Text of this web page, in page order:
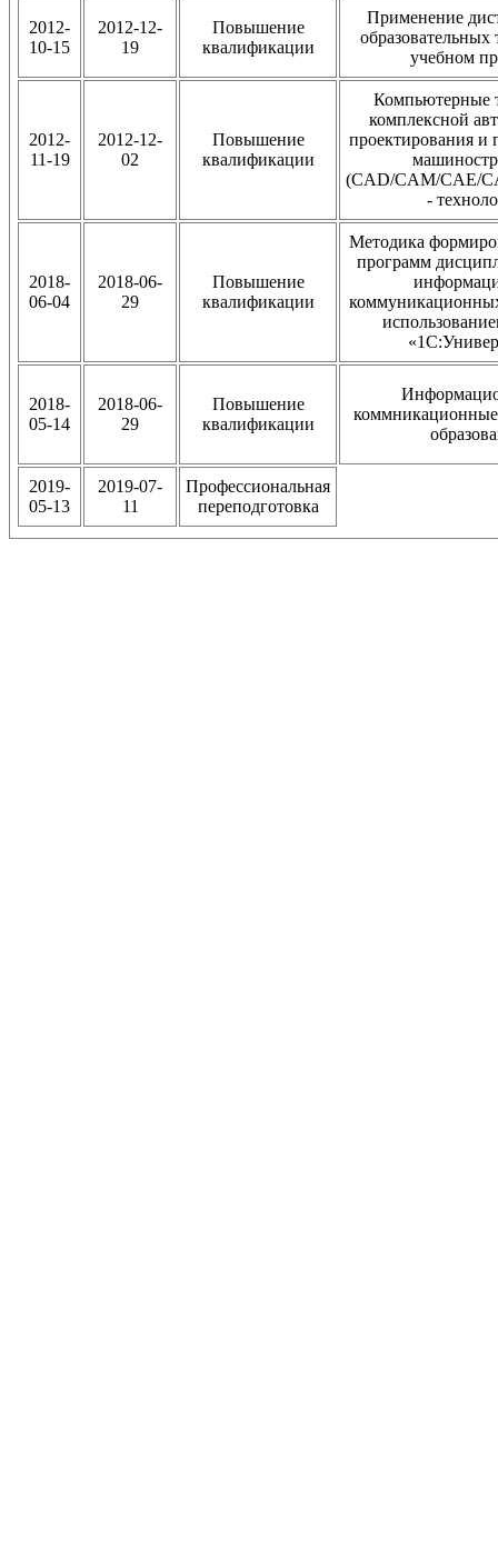
2012-
10-15
2012-12-
19
Повышение
квалификации
Применение
образовательных
учебном
2012-
11-19
2012-12-
02
Повышение
квалификации
Компьютерные
комплексной
проектирования и
(CAD/CAM/CAE/
-
2018-
06-04
2018-06-
29
Повышение
квалификации
Методика
программ
2018-
05-14
2018-06-
29
Повышение
квалификации
2019-
05-13
2019-07-
11
Профессиональная
переподготовка